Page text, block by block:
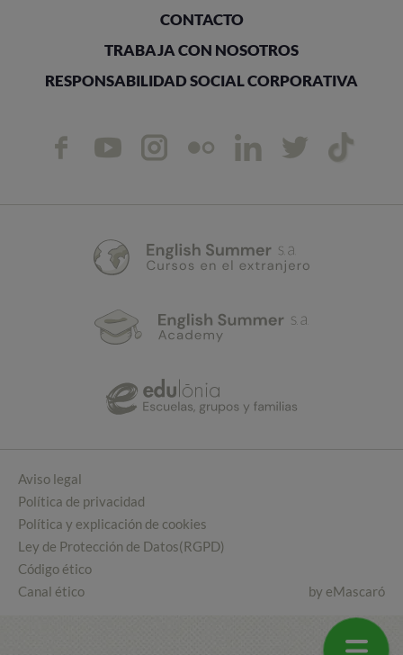
CONTACTO
TRABAJA CON NOSOTROS
RESPONSABILIDAD SOCIAL CORPORATIVA
Aviso legal
Política de privacidad
Política y explicación de cookies
Ley de Protección de Datos(RGPD)
Código ético
Canal ético
by eMascaró